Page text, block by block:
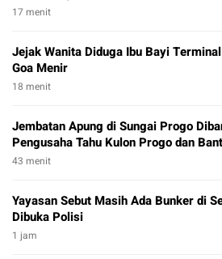
17 menit
Jejak Wanita Diduga Ibu Bayi
Goa Menir
18 menit
Jembatan Apung di Sungai Progo
Pengusaha Tahu Kulon Progo dan
43 menit
Yayasan Sebut Masih Ada Bunker di
Dibuka Polisi
1 jam